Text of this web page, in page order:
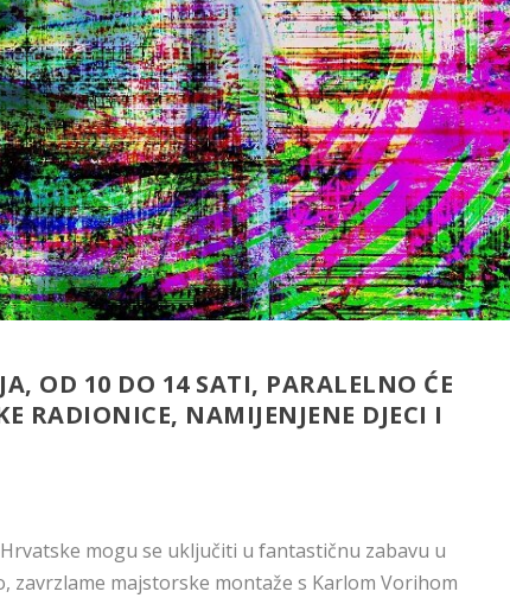
OD 10 DO 14 SATI, PARALELNO ĆE
RADIONICE, NAMIJENJENE DJECI I
Hrvatske mogu se uključiti u fantastičnu zabavu u
zavrzlame majstorske montaže s Karlom Vorihom